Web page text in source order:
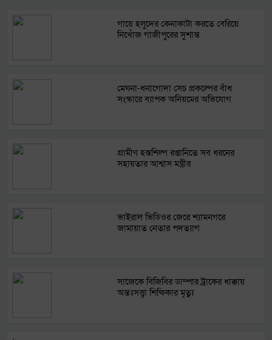
গায়ে হলুদের কেনাকাটা করতে বেরিয়ে
নিখোঁজ গাজীপুরের সুশান্ত
মেঘনা-ধনাগোদা সেচ প্রকল্পের বাঁধ
সংস্কারে ব্যাপক অনিয়মের অভিযোগ
গ্রামীণ হস্তশিল্প রপ্তানিতে সব ধরনের
সহায়তার আশ্বাস মন্ত্রীর
ভাইরাল ভিডিওর জেরে শ্যামনগরে
জামায়াত নেতার পদত্যাগ
সাজেকে বিজিবির ডাম্পার ট্রাকের ধাক্কায়
অন্তঃসত্ত্বা শিক্ষিকার মৃত্যু